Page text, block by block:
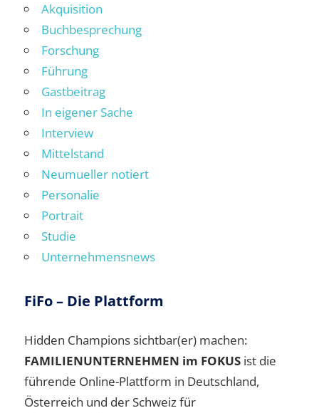
Akquisition
Buchbesprechung
Forschung
Führung
Gastbeitrag
In eigener Sache
Interview
Mittelstand
Neumueller notiert
Personalie
Portrait
Studie
Unternehmensnews
FiFo – Die Plattform
Hidden Champions sichtbar(er) machen:
FAMILIENUNTERNEHMEN im FOKUS ist die
führende Online-Plattform in Deutschland,
Österreich und der Schweiz für